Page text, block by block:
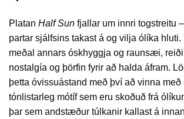
Platan Half Sun fjallar um innri togstreitu
partar sjálfsins takast á og vilja ólíka
meðal annars óskhyggja og raunsæi,
nostalgía og þörfin fyrir að halda áfram.
þetta óvissuástand með því að vinna með
tónlistarleg mótíf sem eru skoðuð frá
þar sem andstæður túlkanir kallast á